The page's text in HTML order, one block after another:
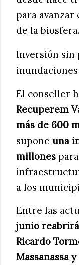
para
de la biosfera.
Inversión sin
inundaciones
El conseller
Recuperem
más de 600
supone una
millones
a los
Entre las
junio
Ricardo
Massanassa